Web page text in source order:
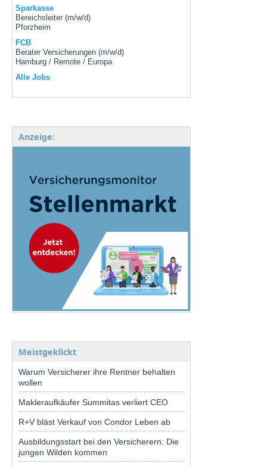
Sparkasse
Bereichsleiter (m/w/d)
Pforzheim
FCB
Berater Versicherungen (m/w/d)
Hamburg / Remote / Europa
Alle Jobs
Anzeige:
Meistgeklickt
Warum Versicherer ihre Rentner behalten
wollen
Makleraufkäufer Summitas verliert CEO
R+V bläst Verkauf von Condor Leben ab
Ausbildungsstart bei den Versicherern: Die
jungen Wilden kommen